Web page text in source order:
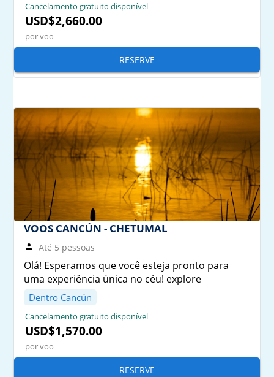
Cancelamento gratuito disponível
USD$2,660.00
por voo
RESERVE
VOOS CANCÚN - CHETUMAL
Até 5 pessoas
Olá! Esperamos que você esteja pronto para
uma experiência única no céu! explore
Dentro Cancún
Cancelamento gratuito disponível
USD$1,570.00
por voo
RESERVE